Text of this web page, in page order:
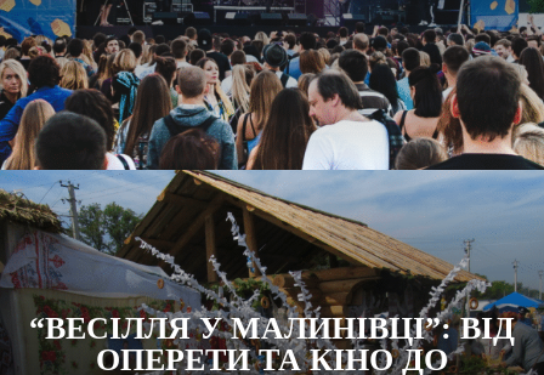
“ВЕСІЛЛЯ У МАЛИНІВЦІ”: ВІД
ОПЕРЕТИ ТА КІНО ДО